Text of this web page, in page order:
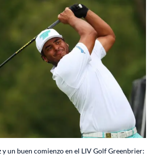
y un buen comienzo en el LIV Golf Greenbrier: